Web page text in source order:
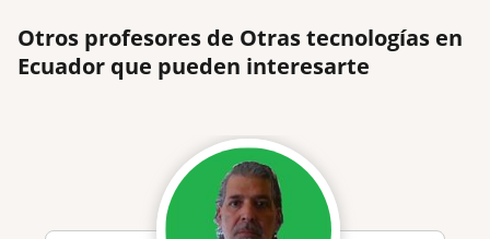
Otros profesores de Otras tecnologías en
Ecuador que pueden interesarte